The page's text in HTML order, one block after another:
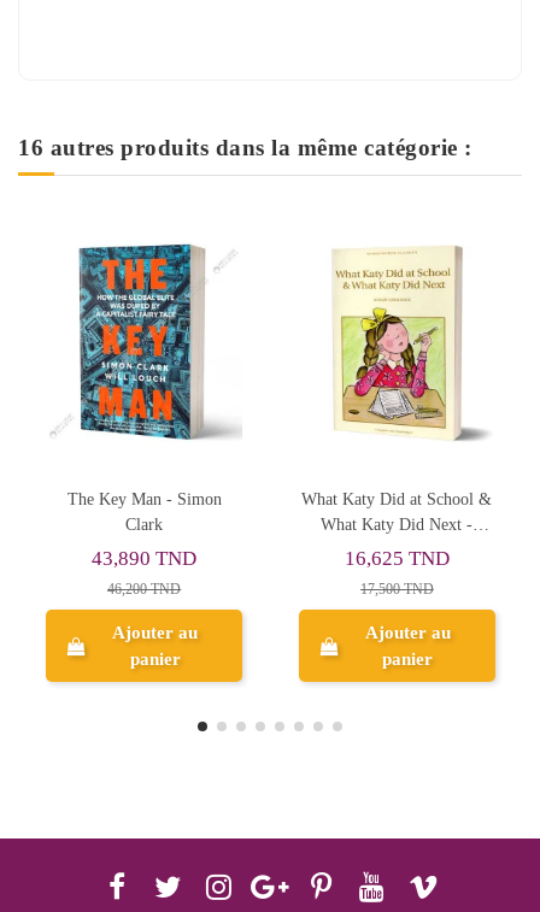
16 autres produits dans la même catégorie :
What Katy Did at School &
What Katy Did Next -
Susan Coolidge
16,625 TND
17,500 TND
Ajouter au
panier
De Profundis, The Ballad of
Reading Gaol & Other
Writings - Oscar Wilde
16,625 TND
17,500 TND
Ajouter au
panier